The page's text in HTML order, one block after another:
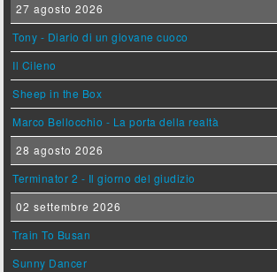
27 agosto 2026
Tony - Diario di un giovane cuoco
Il Cileno
Sheep in the Box
Marco Bellocchio - La porta della realtà
28 agosto 2026
Terminator 2 - Il giorno del giudizio
02 settembre 2026
Train To Busan
Sunny Dancer